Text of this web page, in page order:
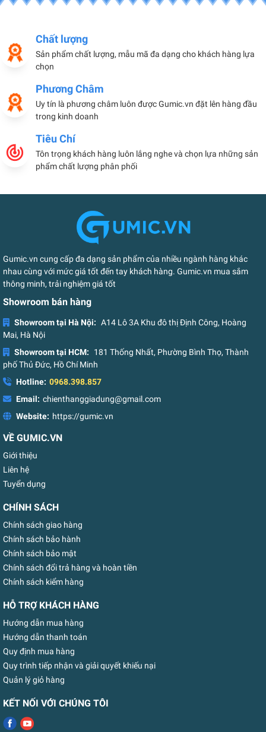
Chất lượng
Sản phẩm chất lượng, mẫu mã đa dạng cho khách hàng lựa
chọn
Phương Châm
Uy tín là phương châm luôn được Gumic.vn đặt lên hàng đầu
trong kinh doanh
Tiêu Chí
Tôn trọng khách hàng luôn lắng nghe và chọn lựa những sản
phẩm chất lượng phân phối
Gumic.vn cung cấp đa dạng sản phẩm của nhiều ngành hàng khác
nhau cùng với mức giá tốt đến tay khách hàng. Gumic.vn mua sắm
thông minh, trải nghiệm giá tốt
Showroom bán hàng
Showroom tại Hà Nội: A14 Lô 3A Khu đô thị Định Công, Hoàng
Mai, Hà Nội
Showroom tại HCM:
181 Thống Nhất, Phường Bình Thọ, Thành
phố Thủ Đức, Hồ Chí Minh
Hotline: 0968.398.857
Email: chienthanggiadung@gmail.com
Website: https://gumic.vn
VỀ GUMIC.VN
Giới thiệu
Liên hệ
Tuyển dụng
CHÍNH SÁCH
Chính sách giao hàng
Chính sách bảo hành
Chính sách bảo mật
Chính sách đổi trả hàng và hoàn tiền
Chính sách kiểm hàng
HỖ TRỢ KHÁCH HÀNG
Hướng dẫn mua hàng
Hướng dẫn thanh toán
Quy định mua hàng
Quy trình tiếp nhận và giải quyết khiếu nại
Quản lý giỏ hàng
KẾT NỐI VỚI CHÚNG TÔI